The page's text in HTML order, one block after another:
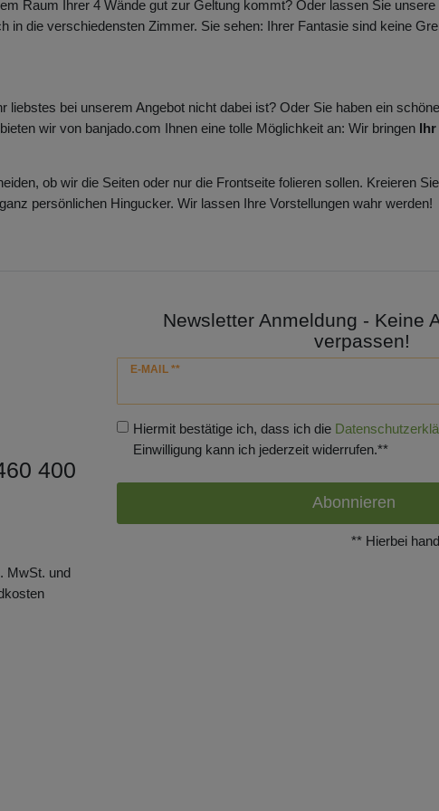
Raum Ihrer 4 Wände gut zur Geltung kommt? Oder lassen Sie unsere
die verschiedensten Zimmer. Sie sehen: Ihrer Fantasie sind keine
bei unserem Angebot nicht dabei ist? Oder Sie haben ein
wir von banjado.com Ihnen eine tolle Möglichkeit an: Wir bringen
ob wir die Seiten oder nur die Frontseite folieren sollen. Kreieren
persönlichen Hingucker. Wir lassen Ihre Vorstellungen wahr werden!
400
MwSt. und
Newsletter Anmeldung - Keine
verpassen!
E-MAIL **
Newsletter
Hiermit bestätige ich, dass ich die
Einwilligung kann ich jederzeit widerrufen.**
Abonnieren
** Hierbei